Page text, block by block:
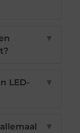
▼
LED-
▼
▼